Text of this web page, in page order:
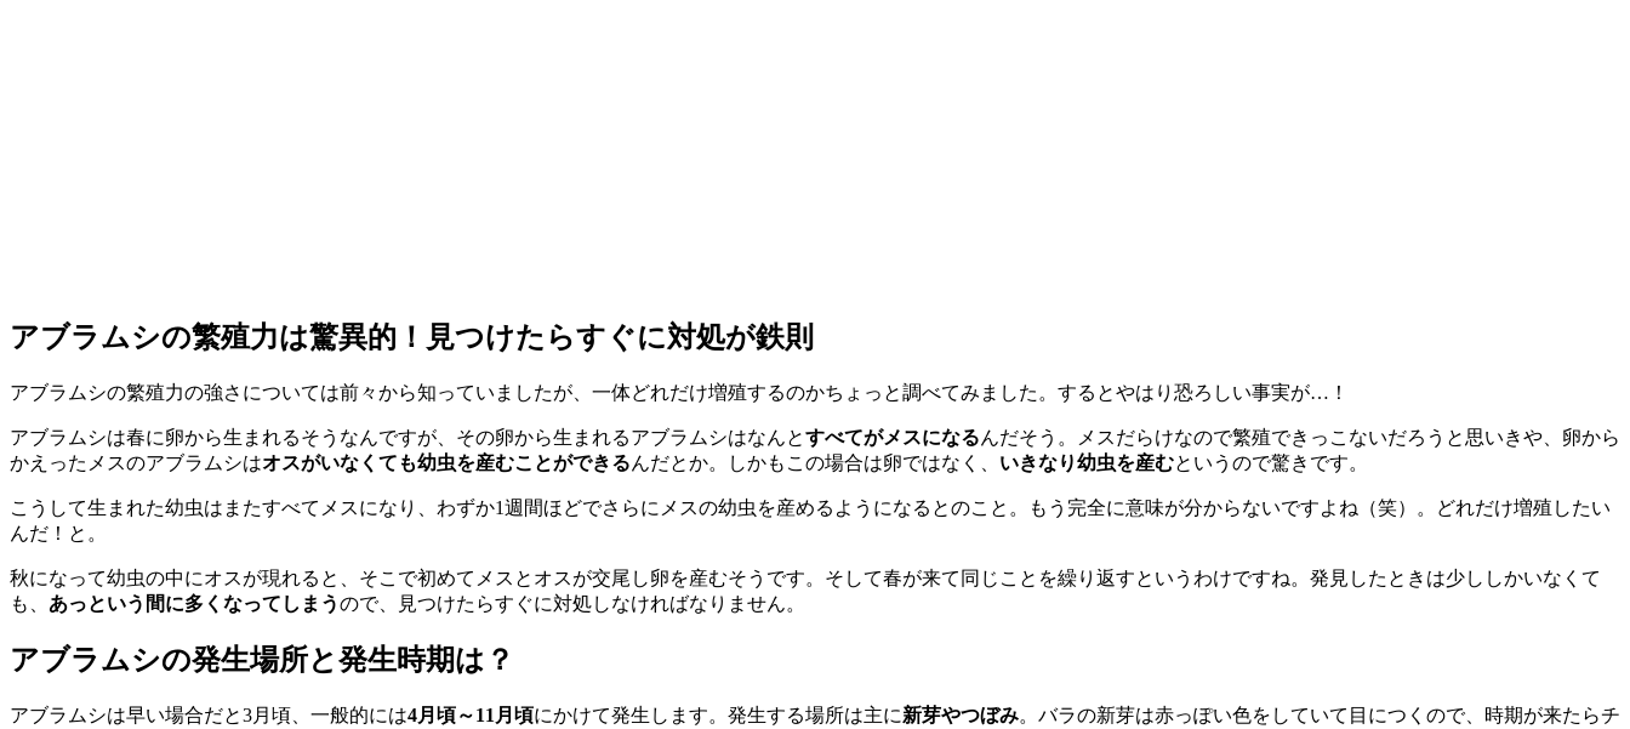
アブラムシの繁殖力は驚異的！見つけたらすぐに対処が鉄則
アブラムシの繁殖力の強さについては前々から知っていましたが、一体どれだけ増殖するのかちょっと調べてみました。するとやはり恐ろしい事実が…！
アブラムシは春に卵から生まれるそうなんですが、その卵から生まれるアブラムシはなんとすべてがメスになるんだそう。メスだらけなので繁殖できっこないだろうと思いきや、卵から
かえったメスのアブラムシはオスがいなくても幼虫を産むことができるんだとか。しかもこの場合は卵ではなく、 いきなり幼虫を産むというので驚きです。
こうして生まれた幼虫はまたすべてメスになり、わずか1週間ほどでさらにメスの幼虫を産めるようになるとのこと。もう完全に意味が分からないですよね（笑）。どれだけ増殖したい
んだ！と。
秋になって幼虫の中にオスが現れると、そこで初めてメスとオスが交尾し卵を産むそうです。そして春が来て同じことを繰り返すというわけですね。発見したときは少ししかいなくて
も、 あっという間に多くなってしまうので、見つけたらすぐに対処しなければなりません。
アブラムシの発生場所と発生時期は？
アブラムシは早い場合だと3月頃、一般的には4月頃～11月頃にかけて発生します。発生する場所は主に新芽やつぼみ。バラの新芽は赤っぽい色をしていて目につくので、時期が来たらチ